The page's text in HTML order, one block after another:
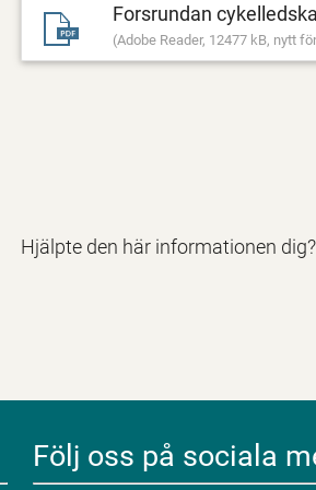
Forsrundan
(Adobe Reader, 12477 kB, nytt
Hjälpte den här informationen dig?
Följ oss på sociala